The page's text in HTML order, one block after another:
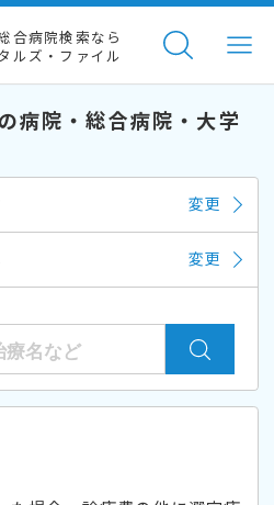
合病院検索なら
ルズ・ファイル
の病院・総合病院・大学
変更
変更